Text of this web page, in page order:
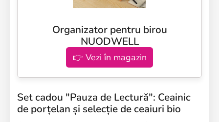
Organizator pentru birou
NUODWELL
👉 Vezi în magazin
Set cadou "Pauza de Lectură": Ceainic
de porțelan și selecție de ceaiuri bio